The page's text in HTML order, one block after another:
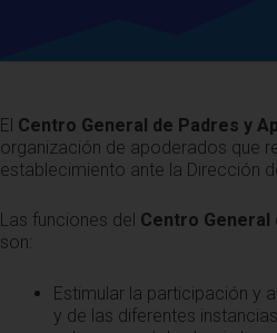
El Centro General de Padres y
organización de apoderados que
establecimiento ante la Dirección
Las funciones del Centro General
son:
Estimular la participación y
y de las diferentes